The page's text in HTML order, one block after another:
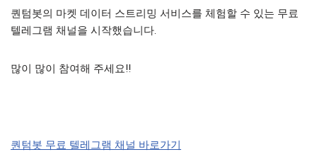
퀀텀봇의 마켓 데이터 스트리밍 서비스를 체험할 수 있는 무료
텔레그램 채널을 시작했습니다.
많이 많이 참여해 주세요!!
퀀텀봇 무료 텔레그램 채널 바로가기